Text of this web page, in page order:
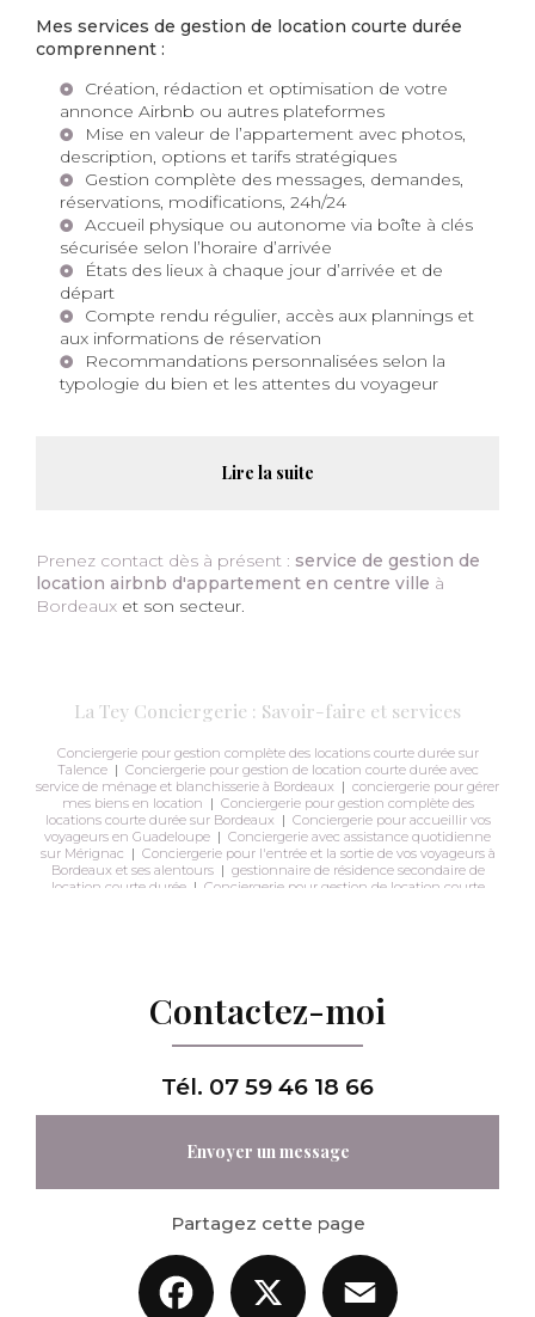
Mes services de gestion de location courte durée
comprennent :
Création, rédaction et optimisation de votre
annonce Airbnb ou autres plateformes
Mise en valeur de l’appartement avec photos,
description, options et tarifs stratégiques
Gestion complète des messages, demandes,
réservations, modifications, 24h/24
Accueil physique ou autonome via boîte à clés
sécurisée selon l’horaire d’arrivée
États des lieux à chaque jour d’arrivée et de
départ
Compte rendu régulier, accès aux plannings et
aux informations de réservation
Recommandations personnalisées selon la
typologie du bien et les attentes du voyageur
Lire la suite
Prenez contact dès à présent : service de gestion de
location airbnb d'appartement en centre ville à
Bordeaux et son secteur.
La Tey Conciergerie : Savoir-faire et services
Conciergerie pour gestion complète des locations courte durée sur
Talence| Conciergerie pour gestion de location courte durée avec
service de ménage et blanchisserie à Bordeaux | conciergerie pour gérer
mes biens en location | Conciergerie pour gestion complète des
locations courte durée sur Bordeaux| Conciergerie pour accueillir vos
voyageurs en Guadeloupe | Conciergerie avec assistance quotidienne
sur Mérignac | Conciergerie pour l'entrée et la sortie de vos voyageurs à
Bordeaux et ses alentours| gestionnaire de résidence secondaire de
location courte durée| Conciergerie pour gestion de location courte
Contactez-moi
Tél. 07 59 46 18 66
Envoyer un message
Partagez cette page
Facebook